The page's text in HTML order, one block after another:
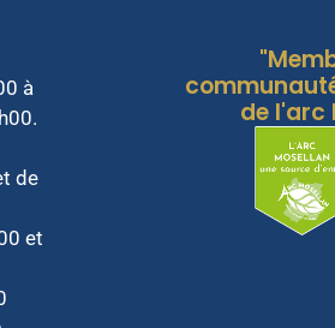
à
de
et
de l'arc